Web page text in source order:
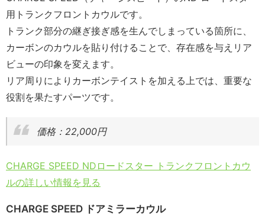
用トランクフロントカウルです。
トランク部分の継ぎ接ぎ感を生んでしまっている箇所に、
カーボンのカウルを貼り付けることで、存在感を与えリア
ビューの印象を変えます。
リア周りによりカーボンテイストを加える上では、重要な
役割を果たすパーツです。
価格：22,000円
CHARGE SPEED NDロードスター トランクフロントカウ
ルの詳しい情報を見る
CHARGE SPEED ドアミラーカウル